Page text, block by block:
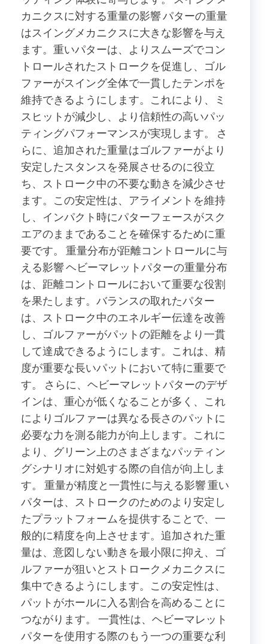
カニクスに対する重量の影響 パターの重量
はスイングメカニクスに大きな影響を与え
ます。重いパターは、よりスムーズでコン
トロールされたストロークを促進し、ゴル
ファーがスイング全体で一貫したテンポを
維持できるようにします。これにより、ミ
スヒットが減少し、より信頼性の高いパッ
ティングパフォーマンスが実現します。 さ
らに、追加された重量はゴルファーがより
安定したスタンスを発展させるのに役立
ち、ストローク中の不要な動きを減少させ
ます。この安定性は、アライメントを維持
し、インパクト時にパターフェースがスク
エアのままであることを確保するために重
要です。 重量分布が距離コントロールに与
える影響 ヘビーマレットパターの重量分布
は、距離コントロールにおいて重要な役割
を果たします。バランスの取れたパター
は、ストローク中のエネルギー伝達を改善
し、ゴルファーがパットの距離をより一貫
して達成できるようにします。これは、精
度が重要な長いパットにおいて特に重要で
す。 さらに、ヘビーマレットパターのデザ
インは、重心が低くなることが多く、これ
によりゴルファーは異なる長さのパットに
必要な力を測る能力が向上します。これに
より、グリーン上のさまざまなパッティン
グシナリオに対処する際の自信が向上しま
す。 重量が精度と一貫性に与える影響 重い
パターは、ストロークのためのより安定し
たプラットフォームを提供することで、一
般的に精度を向上させます。追加された重
量は、意図しない動きを最小限に抑え、ゴ
ルファーが狙いとストロークメカニクスに
集中できるようにします。この安定性は、
パットがホールに入る割合を高めることに
つながります。 一貫性は、ヘビーマレット
パターを使用する際のもう一つの重要な利